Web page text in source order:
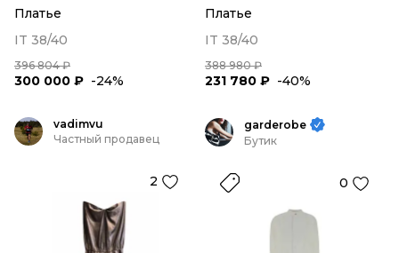
Платье
IT 38/40
396 804 ₽
300 000 ₽ -24%
Платье
IT 38/40
388 980 ₽
231 780 ₽ -40%
vadimvu
Частный продавец
2
garderobe
Бутик
0